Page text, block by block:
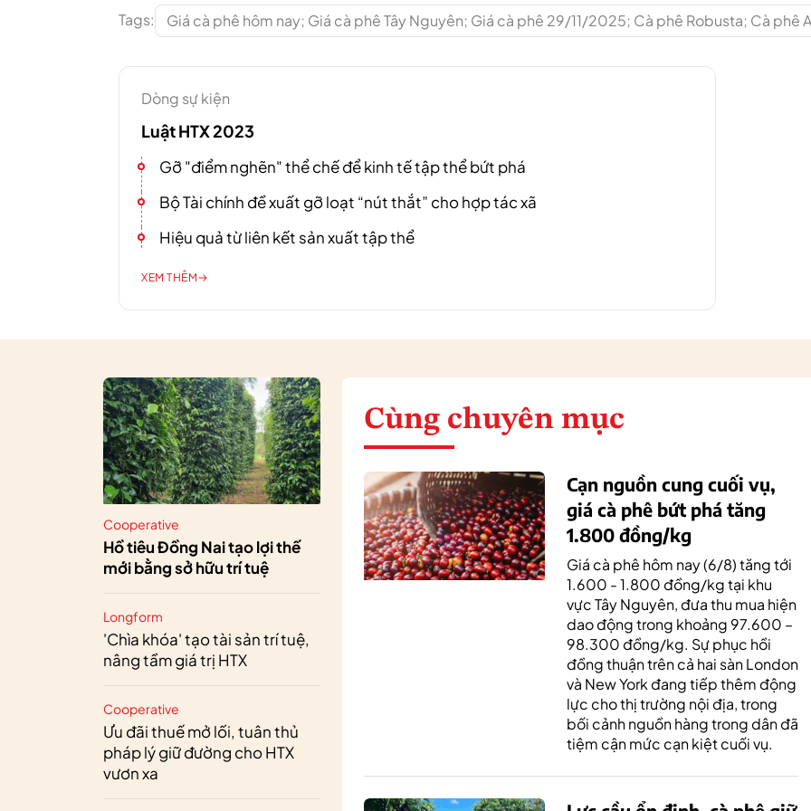
Tags: Giá cà phê hôm nay; Giá cà phê Tây Nguyên; Giá cà phê 29/11/2025; Cà phê Robusta; Cà phê
Dòng sự kiện
Luật HTX 2023
Gỡ "điểm nghẽn" thể chế để kinh tế tập thể bứt phá
Bộ Tài chính đề xuất gỡ loạt “nút thắt” cho hợp tác xã
Hiệu quả từ liên kết sản xuất tập thể
XEM THÊM
Cooperative
Hồ tiêu Đồng Nai tạo lợi thế
mới bằng sở hữu trí tuệ
Longform
'Chìa khóa' tạo tài sản trí tuệ,
nâng tầm giá trị HTX
Cooperative
Ưu đãi thuế mở lối, tuân thủ
pháp lý giữ đường cho HTX
vươn xa
Cùng chuyên mục
Cạn nguồn cung cuối vụ,
giá cà phê bứt phá tăng
1.800 đồng/kg
Giá cà phê hôm nay (6/8) tăng tới
1.600 - 1.800 đồng/kg tại khu
vực Tây Nguyên, đưa thu mua hiện
dao động trong khoảng 97.600 –
98.300 đồng/kg. Sự phục hồi
đồng thuận trên cả hai sàn London
và New York đang tiếp thêm động
lực cho thị trường nội địa, trong
bối cảnh nguồn hàng trong dân đã
tiệm cận mức cạn kiệt cuối vụ.